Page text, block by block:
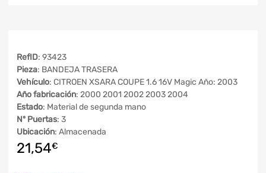
RefID: 93423
Pieza: BANDEJA TRASERA
Vehículo: CITROEN XSARA COUPE 1.6 16V Magic Año: 2003
Año fabricación: 2000 2001 2002 2003 2004
Estado: Material de segunda mano
Nº Puertas: 3
Ubicación: Almacenada
21,54€